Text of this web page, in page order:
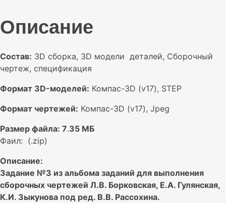
3D-
и
Описание
Состав: 3D сборка, 3D модели деталей, Сборочный
чертеж, спецификация
Формат 3D-моделей: Компас-3D (v17), STEP
Формат чертежей: Компас-3D (v17), Jpeg
Размер файла: 7.35 МБ
Фаил: (.zip)
Описание:
Задание №3 из альбома заданий для выполнения
сборочных чертежей Л.В. Борковская, Е.А. Гулянская,
К.И. Зыкунова под ред. В.В. Рассохина.